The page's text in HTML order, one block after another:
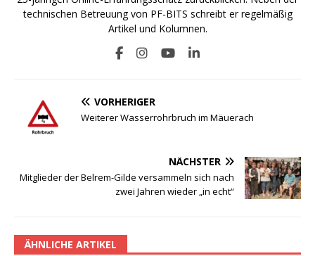
technischen Betreuung von PF-BITS schreibt er regelmäßig
Artikel und Kolumnen.
VORHERIGER
Weiterer Wasserrohrbruch im Mäuerach
NÄCHSTER
Mitglieder der Belrem-Gilde versammeln sich nach
zwei Jahren wieder „in echt“
ÄHNLICHE ARTIKEL